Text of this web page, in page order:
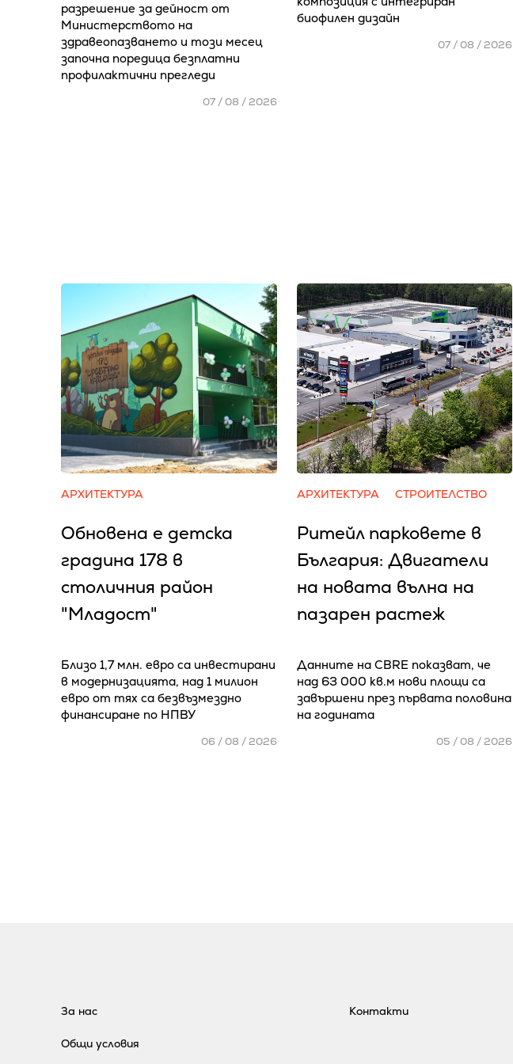
разрешение за дейност от
Министерството на
здравеопазването и този месец
започна поредица безплатни
профилактични прегледи
07 / 08 / 2026
биофилен дизайн
07 / 08 / 2026
АРХИТЕКТУРА
Обновена е детска
градина 178 в
столичния район
"Младост"
Близо 1,7 млн. евро са инвестирани
в модернизацията, над 1 милион
евро от тях са безвъзмездно
финансиране по НПВУ
06 / 08 / 2026
АРХИТЕКТУРА СТРОИТЕЛСТВО
Ритейл парковете в
България: Двигатели
на новата вълна на
пазарен растеж
Данните на CBRE показват, че
над 63 000 кв.м нови площи са
завършени през първата половина
на годината
05 / 08 / 2026
За нас
Общи условия
Контакти